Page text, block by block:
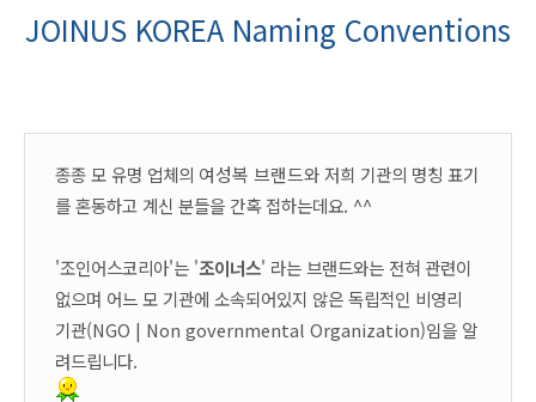
JOINUS KOREA Naming Conventions
종종 모유명 업체의 여성복 브랜드와 저희 기관의 명칭 표기
를 혼동하고 계신 분들을 간혹 접하는데요. ^^
'조인어스코리아'는 '조이너스' 라는 브랜드와는 전혀 관련이
없으며 어느 모 기관에 소속되어있지 않은 독립적인 비영리
기관(NGO | Non governmental Organization)임을 알
려드립니다.